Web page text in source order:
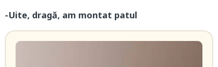
-Uite, dragă, am montat patul